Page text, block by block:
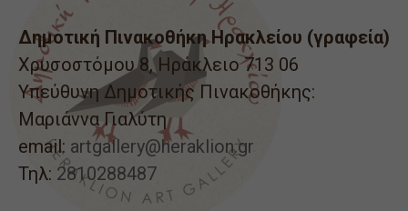
Δημοτική Πινακοθήκη Ηρακλείου (γραφεία)
Χρυσοστόμου 8, Ηράκλειο 713 06
Υπεύθυνη Δημοτικής Πινακοθήκης:
Μαριάννα Γιαλύτη
email: artgallery@heraklion.gr
Τηλ: 2810288487